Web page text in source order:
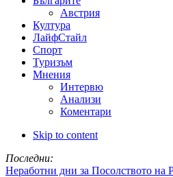
Австрия
Култура
ЛайфСтайл
Спорт
Туризъм
Мнения
Интервю
Анализи
Коментари
Skip to content
Последни:
Неработни дни за Посолството на